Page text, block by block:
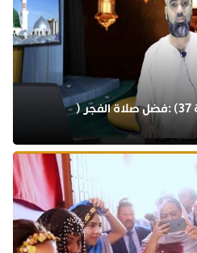
برنامج بينات من الهدى (الحلقة 37) :فضل صلاة الفجر (